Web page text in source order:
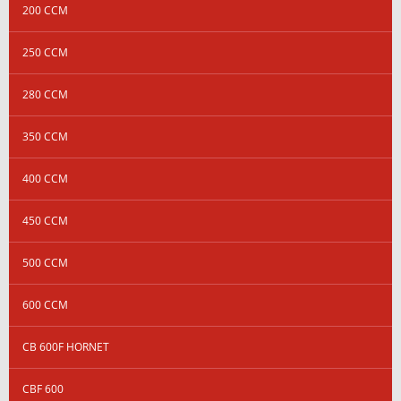
200 CCM
250 CCM
280 CCM
350 CCM
400 CCM
450 CCM
500 CCM
600 CCM
CB 600F HORNET
CBF 600